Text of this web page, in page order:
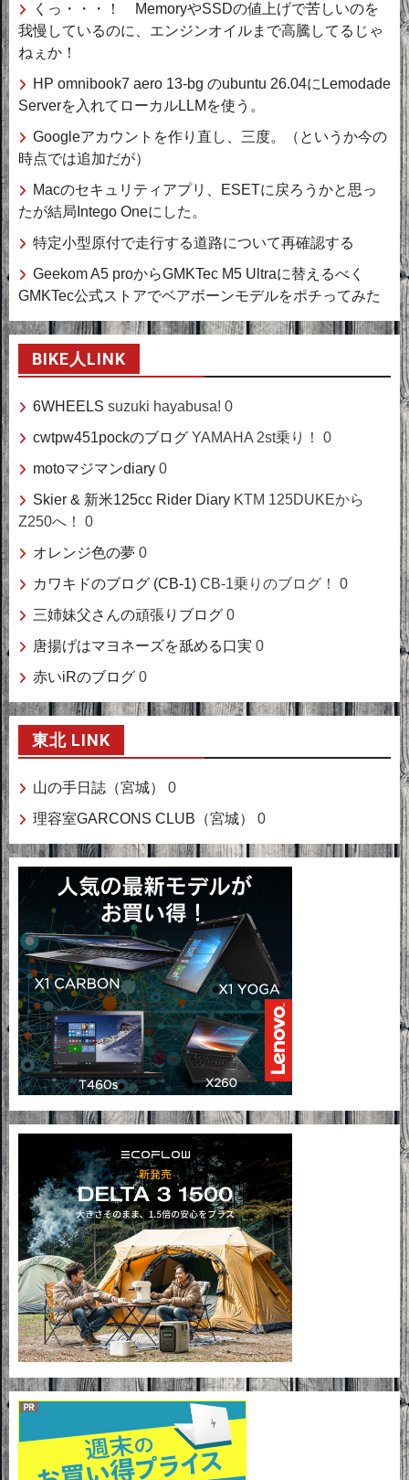
くっ・・・！ MemoryやSSDの値上げで苦しいのを
我慢しているのに、エンジンオイルまで高騰してるじゃ
ねぇか！
HP omnibook7 aero 13-bg のubuntu 26.04にLemodade
Serverを入れてローカルLLMを使う。
Googleアカウントを作り直し、三度。（というか今の
時点では追加だが）
Macのセキュリティアプリ、ESETに戻ろうかと思っ
たが結局Intego Oneにした。
特定小型原付で走行する道路について再確認する
Geekom A5 proからGMKTec M5 Ultraに替えるべく
GMKTec公式ストアでベアボーンモデルをポチってみた
BIKE人LINK
6WHEELS suzuki hayabusa! 0
cwtpw451pockのブログ YAMAHA 2st乗り！ 0
motoマジマンdiary 0
Skier & 新米125cc Rider Diary KTM 125DUKEから
Z250へ！ 0
オレンジ色の夢 0
カワキドのブログ (CB-1) CB-1乗りのブログ！ 0
三姉妹父さんの頑張りブログ 0
唐揚げはマヨネーズを舐める口実 0
赤いiRのブログ 0
東北 LINK
山の手日誌（宮城）
0
理容室GARCONS CLUB（宮城）
0